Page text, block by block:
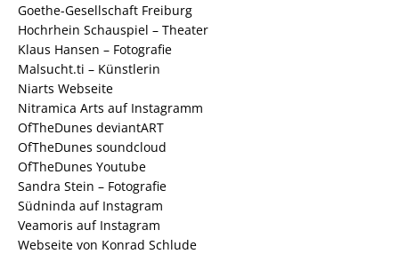
Goethe-Gesellschaft Freiburg
Hochrhein Schauspiel – Theater
Klaus Hansen – Fotografie
Malsucht.ti – Künstlerin
Niarts Webseite
Nitramica Arts auf Instagramm
OfTheDunes deviantART
OfTheDunes soundcloud
OfTheDunes Youtube
Sandra Stein – Fotografie
Südninda auf Instagram
Veamoris auf Instagram
Webseite von Konrad Schlude